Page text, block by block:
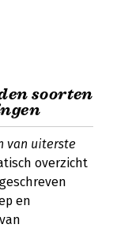
soorten
van uiterste
overzicht
en